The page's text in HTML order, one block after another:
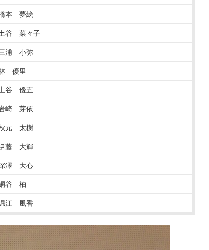
本 夢絵
谷 菜々子
浦 小弥
優里
谷 優五
崎 芽依
元 太樹
藤 大輝
澤 大心
谷 柚
江 風香